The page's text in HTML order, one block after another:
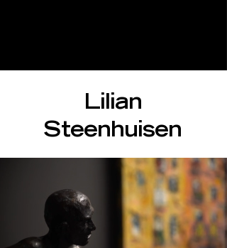
Lilian
Steenhuisen